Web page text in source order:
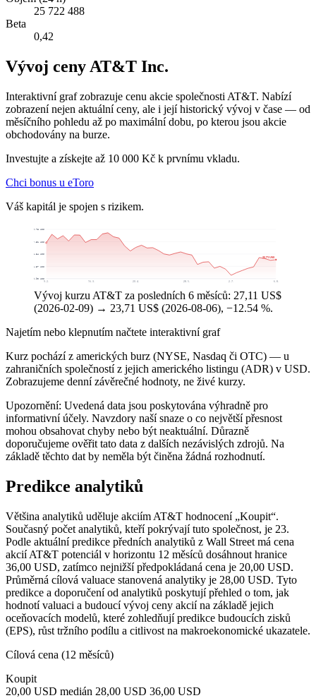
25 722 488
Beta
0,42
Vývoj ceny AT&T Inc.
Interaktivní graf zobrazuje cenu akcie společnosti AT&T. Nabízí
zobrazení nejen aktuální ceny, ale i její historický vývoj v čase — od
měsíčního pohledu až po maximální dobu, po kterou jsou akcie
obchodovány na burze.
Investujte a získejte až 10 000 Kč k prvnímu vkladu.
Chci bonus u eToro
Váš kapitál je spojen s rizikem.
19,90 US$
22,37 US$
24,84 US$
27,31 US$
29,78 US$
9. 2. 16. 3. 20. 4. 28. 5. 2. 7.
23,71 US$
Vývoj kurzu AT&T za posledních 6 měsíců: 27,11 US$
(2026-02-09) → 23,71 US$ (2026-08-06), −12.54 %.
Najetím nebo klepnutím načtete interaktivní graf
Kurz pochází z amerických burz (NYSE, Nasdaq či OTC) — u
zahraničních společností z jejich amerického listingu (ADR) v USD.
Zobrazujeme denní závěrečné hodnoty, ne živé kurzy.
Upozornění: Uvedená data jsou poskytována výhradně pro
informativní účely. Navzdory naší snaze o co největší přesnost
mohou obsahovat chyby nebo být neaktuální. Důrazně
doporučujeme ověřit tato data z dalších nezávislých zdrojů. Na
základě těchto dat by neměla být činěna žádná rozhodnutí.
Predikce analytiků
Většina analytiků uděluje akciím AT&T hodnocení „Koupit“.
Současný počet analytiků, kteří pokrývají tuto společnost, je 23.
Podle aktuální predikce předních analytiků z Wall Street má cena
akcií AT&T potenciál v horizontu 12 měsíců dosáhnout hranice
36,00 USD, zatímco nejnižší předpokládaná cena je 20,00 USD.
Průměrná cílová valuace stanovená analytiky je 28,00 USD. Tyto
predikce a doporučení od analytiků poskytují přehled o tom, jak
hodnotí valuaci a budoucí vývoj ceny akcií na základě jejich
oceňovacích modelů, které zohledňují predikce budoucích zisků
(EPS), růst tržního podílu a citlivost na makroekonomické ukazatele.
Cílová cena (12 měsíců)
Koupit
20,00 USD medián 28,00 USD 36,00 USD